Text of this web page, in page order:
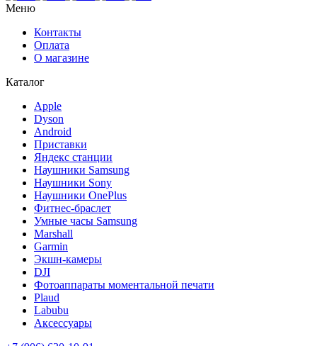
Меню
Контакты
Оплата
О магазине
Каталог
Apple
Dyson
Android
Приставки
Яндекс станции
Наушники Samsung
Наушники Sony
Наушники OnePlus
Фитнес-браслет
Умные часы Samsung
Marshall
Garmin
Экшн-камеры
DJI
Фотоаппараты моментальной печати
Plaud
Labubu
Аксессуары